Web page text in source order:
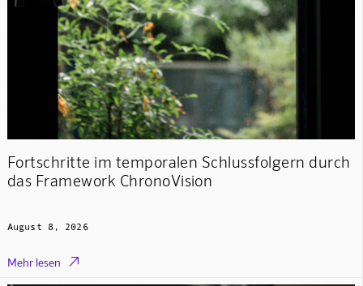
Fortschritte im temporalen Schlussfolgern durch
das Framework ChronoVision
August 8, 2026
Mehr lesen 